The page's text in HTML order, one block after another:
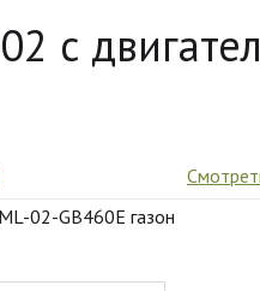
с
02-GB460E газон